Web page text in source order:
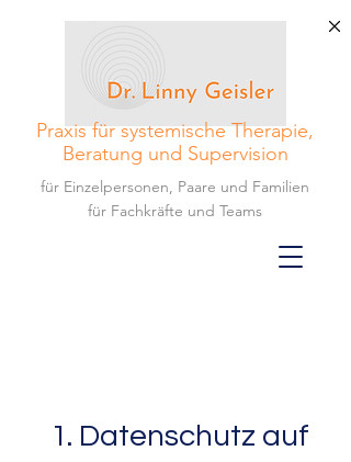
Praxis für systemische Therapie,
Beratung und Supervision
für Einzelpersonen, Paare und Familien
für Fachkräfte und Teams
1. Datenschutz auf